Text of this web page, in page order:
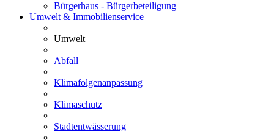
Bürgerhaus - Bürgerbeteiligung
Umwelt & Immobilienservice
Umwelt
Abfall
Klimafolgenanpassung
Klimaschutz
Stadtentwässerung